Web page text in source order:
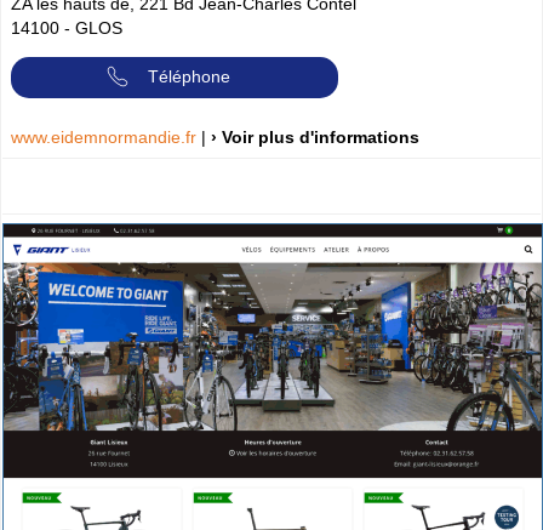
14100 - GLOS
Téléphone
www.eidemnormandie.fr | › Voir plus d'informations